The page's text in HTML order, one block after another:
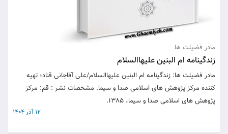
مادر فضیلت ها
زندگینامه ام البنین علیهاالسلام
مادر فضیلت ها: زندگینامه ام البنین علیهاالسلام/علی آقاجانی قناد؛ تهیه
کننده مرکز پژوهش های اسلامی صدا و سیما. مشخصات نشر : قم: مرکز
پژوهش های اسلامی صدا و سیما، 1385.
12 آذر 1404